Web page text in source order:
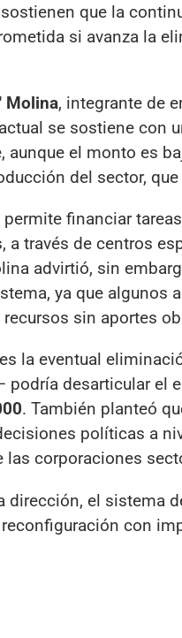
que la
si avanza la
Molina, integrante de
se sostiene con
aunque el monto es
del sector,
financiar
través de centros
advirtió, sin
ya que
sin aportes
la eventual
desarticular el
. También planteó
políticas a
las corporaciones
dirección, el sistema
con